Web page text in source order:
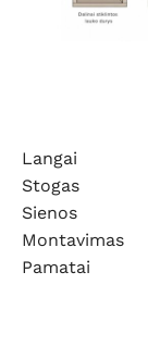
Langai
Stogas
Sienos
Montavimas
Pamatai